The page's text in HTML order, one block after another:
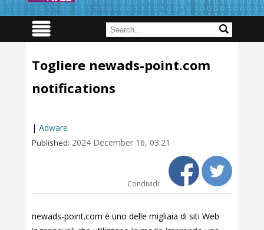
Togliere newads-point.com
notifications
| Adware
Published: 2024 December 16, 03:21
Condividi:
newads-point.com è uno delle migliaia di siti Web